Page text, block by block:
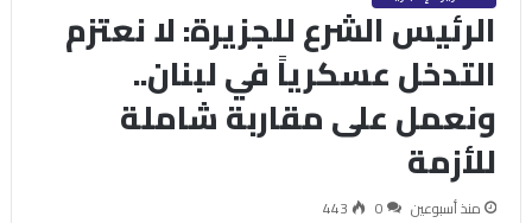
الرئيس الشرع للجزيرة: لا نعتزم
التدخل عسكرياً في لبنان..
ونعمل على مقاربة شاملة
للأزمة
منذ أسبوعين 0
443